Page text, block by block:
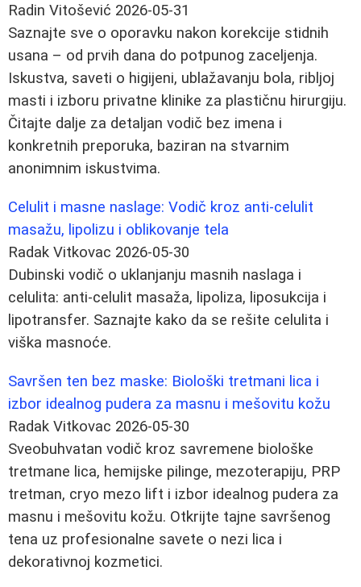
Radin Vitošević 2026-05-31
Saznajte sve o oporavku nakon korekcije stidnih
usana – od prvih dana do potpunog zaceljenja.
Iskustva, saveti o higijeni, ublažavanju bola, ribljoj
masti i izboru privatne klinike za plastičnu hirurgiju.
Čitajte dalje za detaljan vodič bez imena i
konkretnih preporuka, baziran na stvarnim
anonimnim iskustvima.
Celulit i masne naslage: Vodič kroz anti‑celulit
masažu, lipolizu i oblikovanje tela
Radak Vitkovac 2026-05-30
Dubinski vodič o uklanjanju masnih naslaga i
celulita: anti‑celulit masaža, lipoliza, liposukcija i
lipotransfer. Saznajte kako da se rešite celulita i
viška masnoće.
Savršen ten bez maske: Biološki tretmani lica i
izbor idealnog pudera za masnu i mešovitu kožu
Radak Vitkovac 2026-05-30
Sveobuhvatan vodič kroz savremene biološke
tretmane lica, hemijske pilinge, mezoterapiju, PRP
tretman, cryo mezo lift i izbor idealnog pudera za
masnu i mešovitu kožu. Otkrijte tajne savršenog
tena uz profesionalne savete o nezi lica i
dekorativnoj kozmetici.